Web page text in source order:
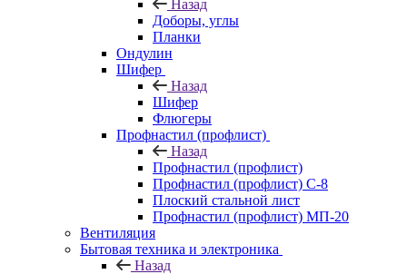
Назад
Доборы, углы
Планки
Ондулин
Шифер
Назад
Шифер
Флюгеры
Профнастил (профлист)
Назад
Профнастил (профлист)
Профнастил (профлист) С-8
Плоский стальной лист
Профнастил (профлист) МП-20
Вентиляция
Бытовая техника и электроника
Назад